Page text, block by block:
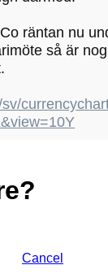
räntan nu
så är
Cancel